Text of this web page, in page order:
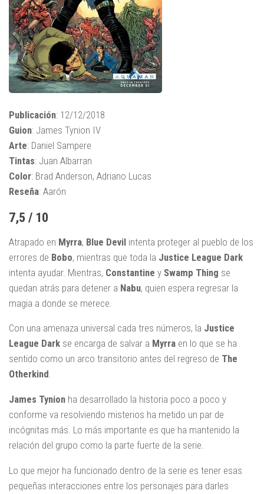
Publicación: 12/12/2018
Guion: James Tynion IV
Arte: Daniel Sampere
Tintas: Juan Albarran
Color: Brad Anderson, Adriano Lucas
Reseña: Aarón
7,5 / 10
Atrapado en Myrra, Blue Devil intenta proteger al pueblo de los
errores de Bobo, mientras que toda la Justice League Dark
intenta ayudar. Mientras, Constantine y Swamp Thing se
quedan atrás para detener a Nabu, quien espera regresar la
magia a donde se merece.
Con una amenaza universal cada tres números, la Justice
League Dark se encarga de salvar a Myrra en lo que se ha
sentido como un arco transitorio antes del regreso de The
Otherkind.
James Tynion ha desarrollado la historia poco a poco y
conforme va resolviendo misterios ha metido un par de
incógnitas más. Lo más importante es que ha mantenido la
relación del grupo como la parte fuerte de la serie.
Lo que mejor ha funcionado dentro de la serie es tener esas
pequeñas interacciones entre los personajes para darles